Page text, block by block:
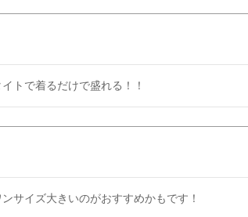
トで着るだけで盛れる！！
サイズ大きいのがおすすめかもです！